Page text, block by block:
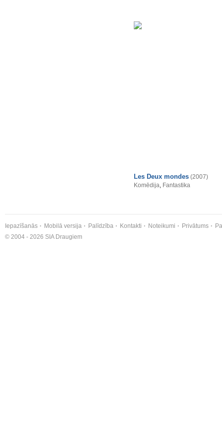
Les Deux mondes (2007)
Komēdija, Fantastika
Iepazīšanās Mobilā versija Palīdzība Kontakti Noteikumi Privātums
© 2004 - 2026 SIA Draugiem